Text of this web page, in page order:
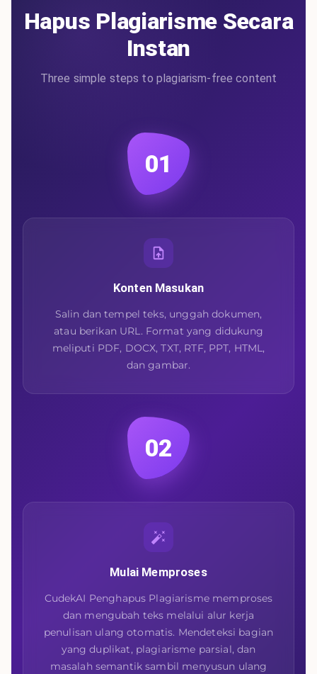
Hapus Plagiarisme Secara
Instan
Three simple steps to plagiarism-free content
01
Konten Masukan
Salin dan tempel teks, unggah dokumen,
atau berikan URL. Format yang didukung
meliputi PDF, DOCX, TXT, RTF, PPT, HTML,
dan gambar.
02
Mulai Memproses
CudekAI Penghapus Plagiarisme memproses
dan mengubah teks melalui alur kerja
penulisan ulang otomatis. Mendeteksi bagian
yang duplikat, plagiarisme parsial, dan
masalah semantik sambil menyusun ulang